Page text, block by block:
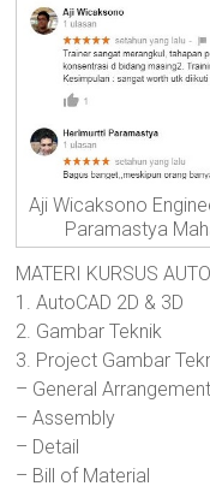
Aji Wicaksono
Paramastya
MATERI KURSUS
1. AutoCAD 2D & 3D
2. Gambar Teknik
3. Project Gambar
– General Arrangement
– Assembly
– Detail
– Bill of Material